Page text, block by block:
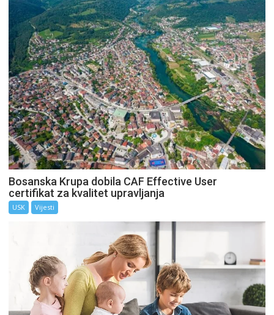
Bosanska Krupa dobila CAF Effective User
certifikat za kvalitet upravljanja
USK Vijesti